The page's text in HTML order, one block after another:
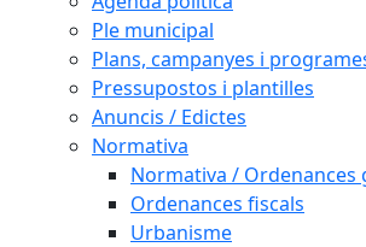
Ple municipal
Plans, campanyes i
Pressupostos i plantilles
Anuncis / Edictes
Normativa
Normativa / Ordenances
Ordenances fiscals
Urbanisme